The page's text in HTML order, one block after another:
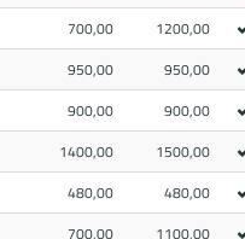
700,00
1200,00
950,00
950,00
900,00
900,00
1400,00
1500,00
480,00
480,00
700,00 1100,00